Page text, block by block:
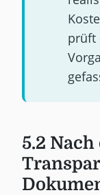
prüft
5.2